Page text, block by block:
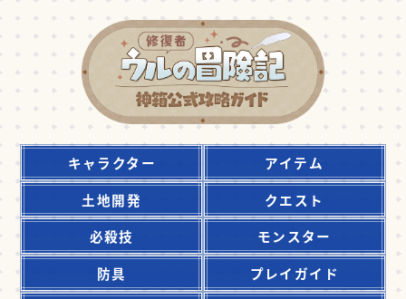
キャラクター
アイテム
土地開発
クエスト
必殺技
モンスター
防具
プレイガイド